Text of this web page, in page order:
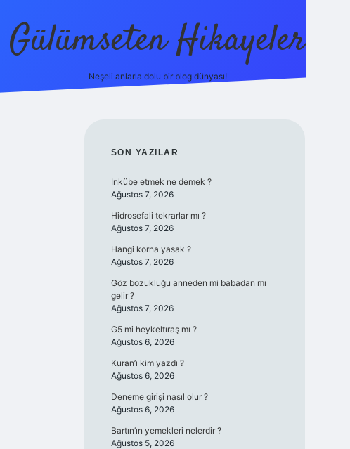
Gülümseten Hikayeler
Neşeli anlarla dolu bir blog dünyası!
SIDEBAR
SON YAZILAR
Inkübe etmek ne demek ?
Ağustos 7, 2026
Hidrosefali tekrarlar mı ?
Ağustos 7, 2026
Hangi korna yasak ?
Ağustos 7, 2026
Göz bozukluğu anneden mi babadan mı
gelir ?
Ağustos 7, 2026
G5 mi heykeltıraş mı ?
Ağustos 6, 2026
Kuran’ı kim yazdı ?
Ağustos 6, 2026
Deneme girişi nasıl olur ?
Ağustos 6, 2026
Bartın’ın yemekleri nelerdir ?
Ağustos 5, 2026